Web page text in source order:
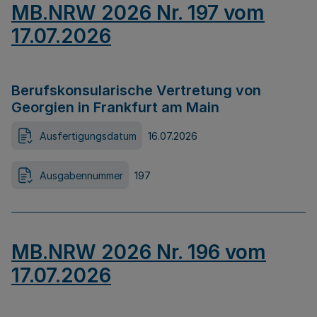
MB.NRW 2026 Nr. 197 vom
17.07.2026
Berufskonsularische Vertretung von
Georgien in Frankfurt am Main
Ausfertigungsdatum 16.07.2026
Ausgabennummer 197
MB.NRW 2026 Nr. 196 vom
17.07.2026